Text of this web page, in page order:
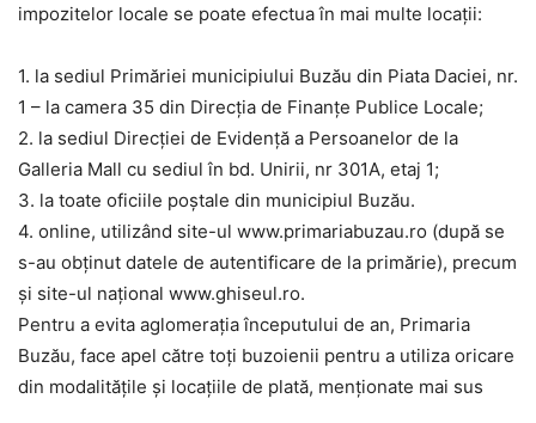
impozitelor locale se poate efectua în mai multe locații:
1. la sediul Primăriei municipiului Buzău din Piata Daciei, nr.
1 – la camera 35 din Direcția de Finanțe Publice Locale;
2. la sediul Direcției de Evidență a Persoanelor de la
Galleria Mall cu sediul în bd. Unirii, nr 301A, etaj 1;
3. la toate oficiile poștale din municipiul Buzău.
4. online, utilizând site-ul www.primariabuzau.ro (după se
s-au obținut datele de autentificare de la primărie), precum
și site-ul național www.ghiseul.ro.
Pentru a evita aglomerația începutului de an, Primaria
Buzău, face apel către toți buzoienii pentru a utiliza oricare
din modalitățile și locațiile de plată, menționate mai sus